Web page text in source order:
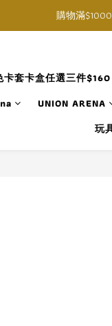
購物滿
購物滿
指
購物滿
卡套卡盒任選三件$160
UNION ARENA
玩